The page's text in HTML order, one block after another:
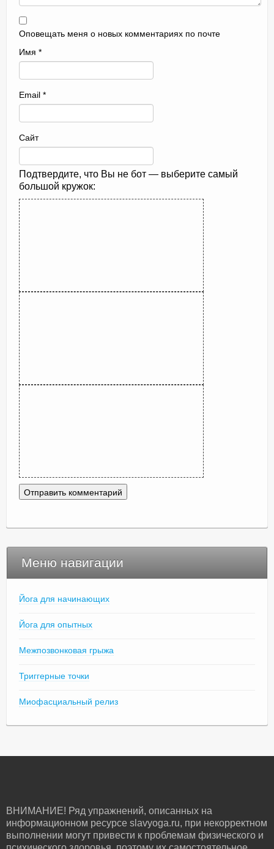
Оповещать меня о новых комментариях по почте
Имя *
Email *
Сайт
Подтвердите, что Вы не бот — выберите самый
большой кружок:
Меню навигации
Йога для начинающих
Йога для опытных
Межпозвонковая грыжа
Триггерные точки
Миофасциальный релиз
ВНИМАНИЕ! Ряд упражнений, описанных на
информационном ресурсе slavyoga.ru, при некорректном
выполнении могут привести к проблемам физического и